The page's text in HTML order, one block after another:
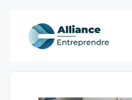
content